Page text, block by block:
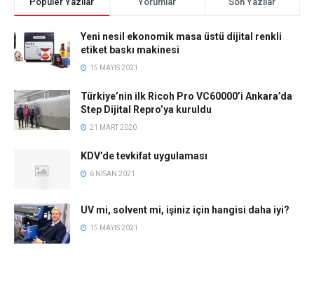
Yeni nesil ekonomik masa üstü dijital renkli
etiket baskı makinesi
15 MAYIS 2021
Türkiye’nin ilk Ricoh Pro VC60000’i Ankara’da
Step Dijital Repro’ya kuruldu
21 MART 2020
KDV’de tevkifat uygulaması
6 NISAN 2021
UV mi, solvent mi, işiniz için hangisi daha iyi?
15 MAYIS 2021